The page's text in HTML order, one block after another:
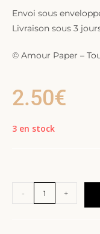
Envoi sous
Livraison sous 3
© Amour Paper –
2.50€
3 en stock
- +